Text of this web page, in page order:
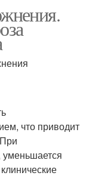
что приводит
уменьшается